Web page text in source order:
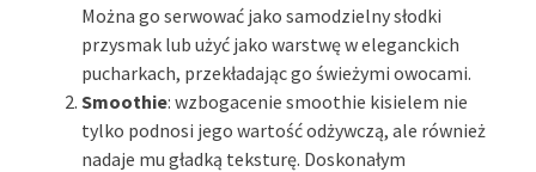
Można go serwować jako samodzielny słodki
przysmak lub użyć jako warstwę w eleganckich
pucharkach, przekładając go świeżymi owocami.
Smoothie: wzbogacenie smoothie kisielem nie
tylko podnosi jego wartość odżywczą, ale również
nadaje mu gładką teksturę. Doskonałym